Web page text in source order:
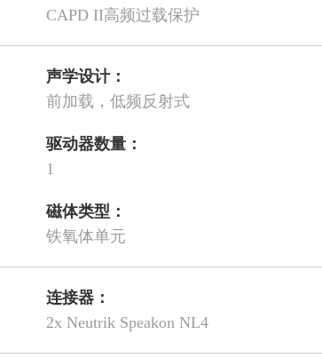
CAPD II高频过载保护
声学设计：
前加载，低频反射式
驱动器数量：
1
磁体类型：
铁氧体单元
连接器：
2x Neutrik Speakon NL4